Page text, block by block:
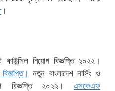
।
কাউন্সিল নিয়োগ বিজ্ঞপ্তি ২০২২।
নতুন বাংলাদেশ নার্সিং ও
বিজ্ঞপ্তি ২০২২। এসকেএফ